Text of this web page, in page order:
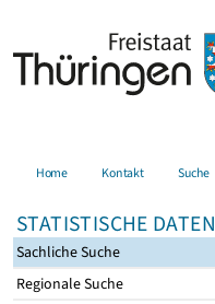
Home Kontakt Suche
STATISTISCHE DATEN
Sachliche Suche
Regionale Suche